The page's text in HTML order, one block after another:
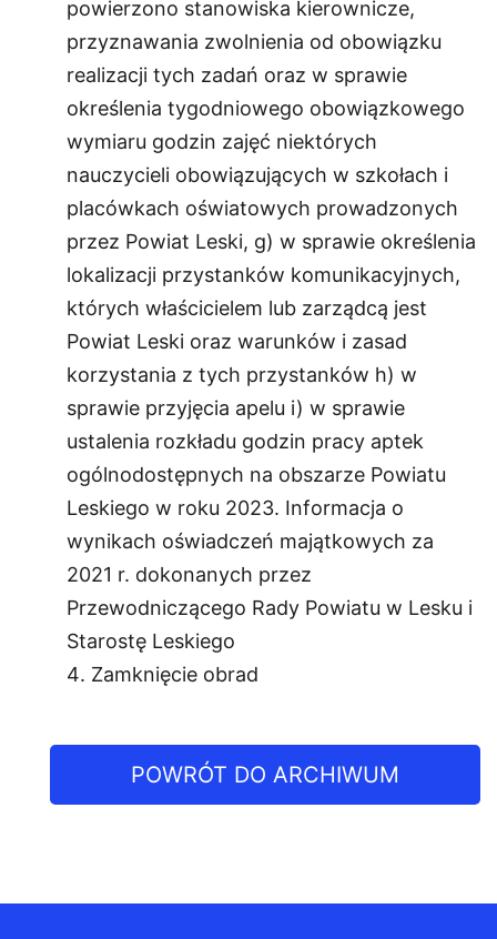
powierzono stanowiska kierownicze,
przyznawania zwolnienia od obowiązku
realizacji tych zadań oraz w sprawie
określenia tygodniowego obowiązkowego
wymiaru godzin zajęć niektórych
nauczycieli obowiązujących w szkołach i
placówkach oświatowych prowadzonych
przez Powiat Leski, g) w sprawie określenia
lokalizacji przystanków komunikacyjnych,
których właścicielem lub zarządcą jest
Powiat Leski oraz warunków i zasad
korzystania z tych przystanków h) w
sprawie przyjęcia apelu i) w sprawie
ustalenia rozkładu godzin pracy aptek
ogólnodostępnych na obszarze Powiatu
Leskiego w roku 2023. Informacja o
wynikach oświadczeń majątkowych za
2021 r. dokonanych przez
Przewodniczącego Rady Powiatu w Lesku i
Starostę Leskiego
Zamknięcie obrad
POWRÓT DO ARCHIWUM